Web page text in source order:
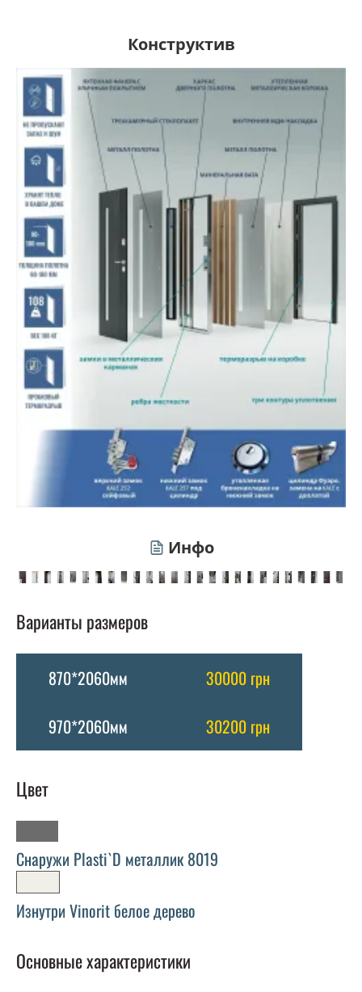
Конструктив
Инфо
Варианты размеров
870*2060мм
30000 грн
970*2060мм
30200 грн
Цвет
Снаружи Plasti`D металлик 8019
Изнутри Vinorit белое дерево
Основные характеристики